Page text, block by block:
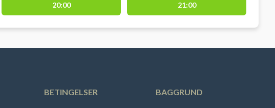
20:00 21:00
BETINGELSER BAGGRUND